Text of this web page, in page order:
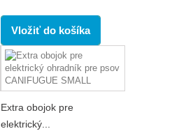
Vložiť do košíka
Extra obojok pre
elektrický...